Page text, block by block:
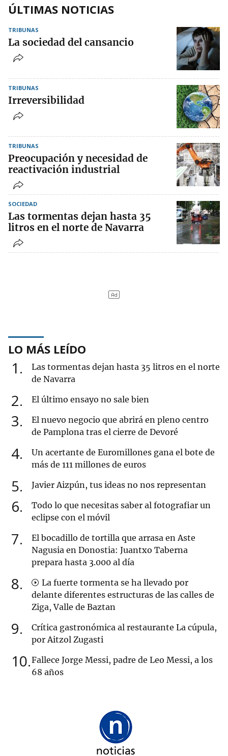
ÚLTIMAS NOTICIAS
TRIBUNAS
La sociedad del cansancio
TRIBUNAS
Irreversibilidad
TRIBUNAS
Preocupación y necesidad de
reactivación industrial
SOCIEDAD
Las tormentas dejan hasta 35
litros en el norte de Navarra
LO MÁS LEÍDO
1
Las tormentas dejan hasta 35 litros en el norte
de Navarra
2 El último ensayo no sale bien
3
El nuevo negocio que abrirá en pleno centro
de Pamplona tras el cierre de Devoré
4
Un acertante de Euromillones gana el bote de
más de 111 millones de euros
5 Javier Aizpún, tus ideas no nos representan
6
Todo lo que necesitas saber al fotografiar un
eclipse con el móvil
7
El bocadillo de tortilla que arrasa en Aste
Nagusia en Donostia: Juantxo Taberna
prepara hasta 3.000 al día
8
La fuerte tormenta se ha llevado por
delante diferentes estructuras de las calles de
Ziga, Valle de Baztan
9
Crítica gastronómica al restaurante La cúpula,
por Aitzol Zugasti
10 Fallece Jorge Messi, padre de Leo Messi, a los
68 años